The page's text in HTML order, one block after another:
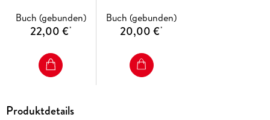
Buch (gebunden)
22,00 €*
Buch (gebunden)
20,00 €*
Produktdetails